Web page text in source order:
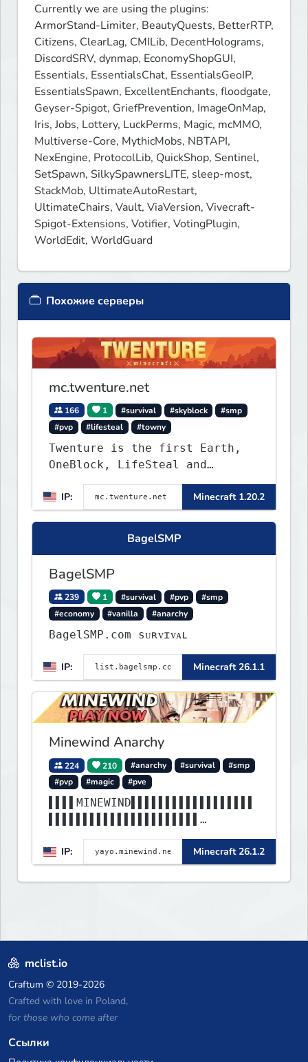
Currently we are using the plugins:
ArmorStand-Limiter, BeautyQuests, BetterRTP,
Citizens, ClearLag, CMILib, DecentHolograms,
DiscordSRV, dynmap, EconomyShopGUI,
Essentials, EssentialsChat, EssentialsGeoIP,
EssentialsSpawn, ExcellentEnchants, floodgate,
Geyser-Spigot, GriefPrevention, ImageOnMap,
Iris, Jobs, Lottery, LuckPerms, Magic, mcMMO,
Multiverse-Core, MythicMobs, NBTAPI,
NexEngine, ProtocolLib, QuickShop, Sentinel,
SetSpawn, SilkySpawnersLITE, sleep-most,
StackMob, UltimateAutoRestart,
UltimateChairs, Vault, ViaVersion, Vivecraft-
Spigot-Extensions, Votifier, VotingPlugin,
WorldEdit, WorldGuard
Похожие серверы
mc.twenture.net
166 1 #survival #skyblock
#smp
#pvp
#lifesteal #towny
Twenture is the first Earth,
OneBlock, LifeSteal and
Survival Server set in version
1.20 - 1.20.2. Get ready to
make memories that you will
never forget and play on one
of the fastest growing SMP's
IP: Minecraft 1.20.2
BagelSMP
BagelSMP
239 1 #survival #pvp
#smp
#economy
#vanilla #anarchy
BagelSMP.com ѕᴜʀᴠɪᴠᴀʟ
IP: Minecraft 26.1.1
Minewind Anarchy
224 210 #anarchy #survival
#smp
#pvp
#magic #pve
▌▌▌▌MINEWIND▌▌▌▌▌▌▌▌▌▌▌▌▌▌▌▌▌▌
▌▌▌▌▌▌▌▌▌▌▌▌▌▌▌▌▌▌▌▌▌▌▌▌▌▌▌▌▌▌
▌▌▌▌▌▌▌▌▌▌▌▌▌▌▌▌▌▌▌▌▌▌
IP: Minecraft 26.1.2
mclist.io
Craftum © 2019-2026
Crafted with love in Poland,
for those who come after
Ссылки